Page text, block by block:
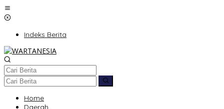
Lewati
ke
Indeks Berita
Home
Daerah